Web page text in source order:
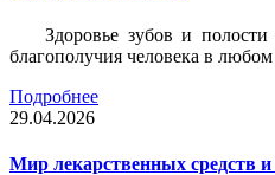
Здоровье зубов и
благополучия человека в любом
Подробнее
29.04.2026
Мир лекарственных средств